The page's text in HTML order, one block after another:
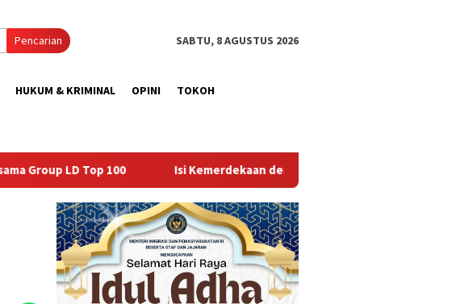
Pencarian SABTU, 8 AGUSTUS 2026
HUKUM & KRIMINAL OPINI TOKOH
Isi Kemerdekaan dengan Kepedulian, Lapas Sekayu Berbagi di Panti